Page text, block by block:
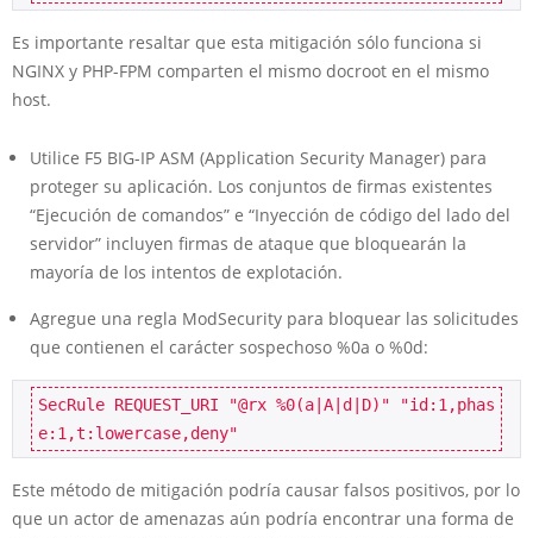
Es importante resaltar que esta mitigación sólo funciona si
NGINX y PHP-FPM comparten el mismo docroot en el mismo
host.
Utilice F5 BIG-IP ASM (Application Security Manager) para
proteger su aplicación. Los conjuntos de firmas existentes
“Ejecución de comandos” e “Inyección de código del lado del
servidor” incluyen firmas de ataque que bloquearán la
mayoría de los intentos de explotación.
Agregue una regla ModSecurity para bloquear las solicitudes
que contienen el carácter sospechoso %0a o %0d:
SecRule REQUEST_URI "@rx %0(a|A|d|D)" "id:1,phas
e:1,t:lowercase,deny"
Este método de mitigación podría causar falsos positivos, por lo
que un actor de amenazas aún podría encontrar una forma de